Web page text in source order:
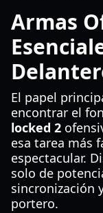
Armas
El papel
encontrar el
locked 2
esa tarea más
espectacular.
solo de
sincronización
portero.